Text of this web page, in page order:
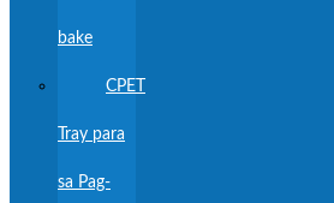
bake
CPET
Tray para
sa Pag-